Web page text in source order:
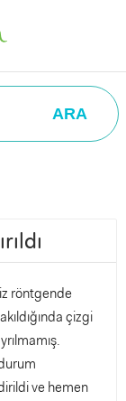
ARA
röntgende
çizgi
ve hemen